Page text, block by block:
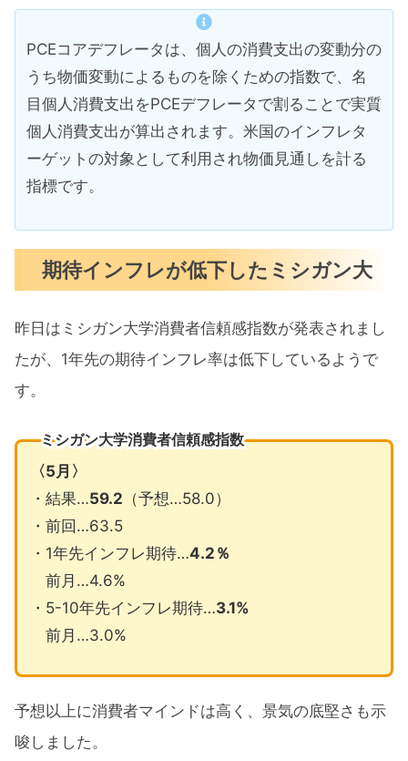
PCEコアデフレータは、個人の消費支出の変動分の
うち物価変動によるものを除くための指数で、名
目個人消費支出をPCEデフレータで割ることで実質
個人消費支出が算出されます。米国のインフレタ
ーゲットの対象として利用され物価見通しを計る
指標です。
期待インフレが低下したミシガン大
昨日はミシガン大学消費者信頼感指数が発表されまし
たが、1年先の期待インフレ率は低下しているようで
す。
ミシガン大学消費者信頼感指数
〈5月〉
・結果…59.2 （予想…58.0）
・前回…63.5
・1年先インフレ期待…4.2％
前月…4.6%
・5-10年先インフレ期待…3.1%
前月…3.0%
予想以上に消費者マインドは高く、景気の底堅さも示
唆しました。